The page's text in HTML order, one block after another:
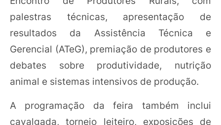
palestras técnicas, apresentação de
resultados da Assistência Técnica e
Gerencial (ATeG), premiação de produtores e
debates sobre produtividade, nutrição
animal e sistemas intensivos de produção.
A programação da feira também inclui
cavalgada, torneio leiteiro, exposições de